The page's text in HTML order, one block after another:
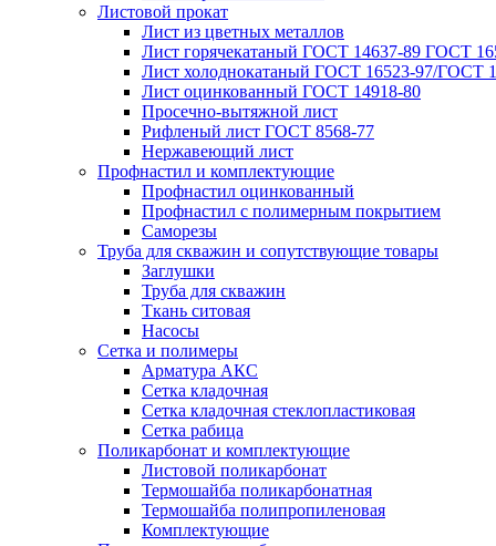
Листовой прокат
Лист из цветных металлов
Лист горячекатаный ГОСТ 14637-89 ГОСТ
Лист холоднокатаный ГОСТ 16523-97/ГОСТ
Лист оцинкованный ГОСТ 14918-80
Просечно-вытяжной лист
Рифленый лист ГОСТ 8568-77
Нержавеющий лист
Профнастил и комплектующие
Профнастил оцинкованный
Профнастил с полимерным покрытием
Саморезы
Труба для скважин и сопутствующие товары
Заглушки
Труба для скважин
Ткань ситовая
Насосы
Сетка и полимеры
Арматура АКС
Сетка кладочная
Сетка кладочная стеклопластиковая
Сетка рабица
Поликарбонат и комплектующие
Листовой поликарбонат
Термошайба поликарбонатная
Термошайба полипропиленовая
Комплектующие